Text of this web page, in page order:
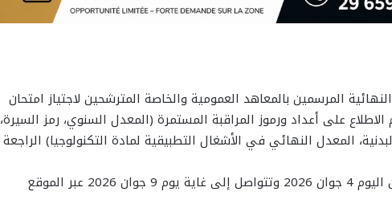
النهائية المرسمين بالمعاهد العمومية والخاصة المترشحين لاجتياز امتحان
أنه بإمكانهم الاطلاع على أعداد ورموز المراقبة المستمرة (المعدل السنوي، رمز السيرة،
المعدل النهائي في الأشغال التطبيقية لمادة التكنولوجيا) الراجعة
وتنطلق عملية نشر الأعداد بداية من اليوم 4 جوان 2026 وتتواصل إلى غاية يوم 9 جوان 2026 عبر الموقع